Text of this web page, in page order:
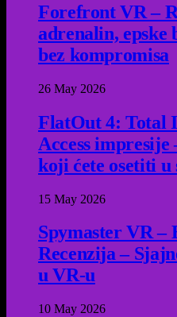
Forefront VR –
adrenalin,
bez kompromisa
26 May 2026
FlatOut 4: Total
Access
koji ćete osetiti u
15 May 2026
Spymaster VR –
Recenzija –
u VR-u
10 May 2026